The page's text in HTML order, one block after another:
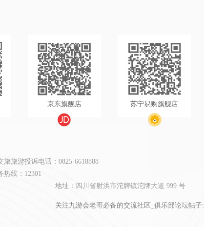
京东旗舰店 苏宁易购旗舰店
旅旅游投诉电话：0825-6618888
热线：12301
地址：四川省射洪市沱牌镇沱牌大道 999 号
关注九游会老哥必备的交流社区_俱乐部论坛帖子: